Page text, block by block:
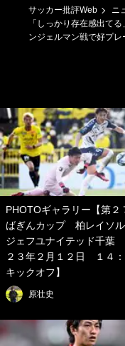
サッカー批評Web ニ
「しっかり存在感出て
ンジェルマン戦で好プ
PHOTOギャラリー【第２
ばぎんカップ 柏レイソル
ジェフユナイテッド千葉
２３年２月１２日 １４：
キックオフ】
原壮史